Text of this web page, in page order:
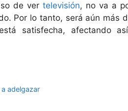
de ver televisión, no va a
Por lo tanto, será aún más
satisfecha, afectando
adelgazar